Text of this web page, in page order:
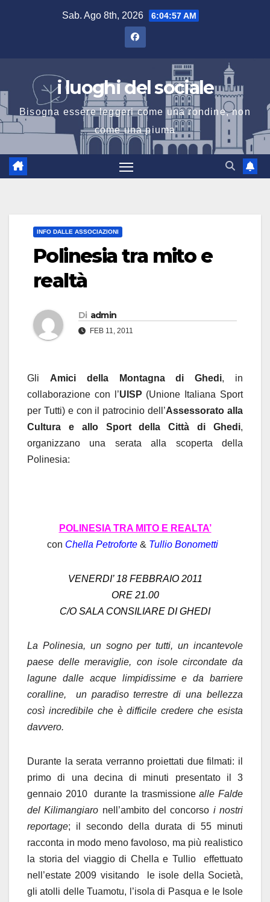
Sab. Ago 8th, 2026 6:04:58 AM
i luoghi del sociale
Bisogna essere leggeri come una rondine, non
come una piuma
INFO DALLE ASSOCIAZIONI
Polinesia tra mito e
realtà
Di admin
FEB 11, 2011
Gli Amici della Montagna di Ghedi, in
collaborazione con l’UISP (Unione Italiana Sport
per Tutti) e con il patrocinio dell’Assessorato alla
Cultura e allo Sport della Città di Ghedi,
organizzano una serata alla scoperta della
Polinesia:
POLINESIA TRA MITO E REALTA’
con Chella Petroforte & Tullio Bonometti
VENERDI’ 18 FEBBRAIO 2011
ORE 21.00
C/O SALA CONSILIARE DI GHEDI
La Polinesia, un sogno per tutti, un incantevole
paese delle meraviglie, con isole circondate da
lagune dalle acque limpidissime e da barriere
coralline, un paradiso terrestre di una bellezza
così incredibile che è difficile credere che esista
davvero.
Durante la serata verranno proiettati due filmati: il
primo di una decina di minuti presentato il 3
gennaio 2010 durante la trasmissionealle Falde
del Kilimangiaro nell’ambito del concorso i nostri
reportage; il secondo della durata di 55 minuti
racconta in modo meno favoloso, ma più realistico
la storia del viaggio di Chella e Tullio effettuato
nell’estate 2009 visitando le isole della Società,
gli atolli delle Tuamotu, l’isola di Pasqua e le Isole